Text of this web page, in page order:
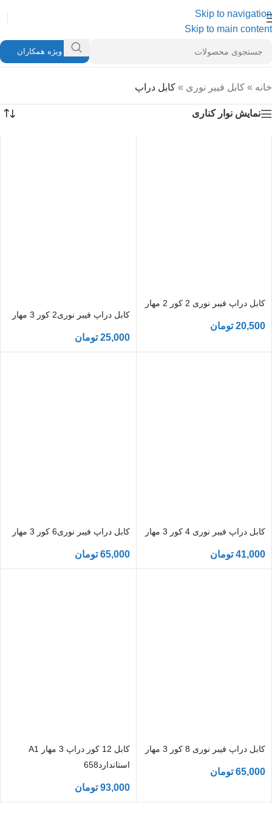
Skip to navigation
Skip to main content
ویژه همکاران
خانه » کابل فیبر نوری » کابل دراپ
نمایش نوار کناری
کابل دراپ فیبر نوری 2 کور 2 مهار
20,500 تومان
کابل دراپ فیبر نوری2 کور 3 مهار
25,000 تومان
کابل دراپ فیبر نوری 4 کور 3 مهار
41,000 تومان
کابل دراپ فیبر نوری6 کور 3 مهار
65,000 تومان
کابل دراپ فیبر نوری 8 کور 3 مهار
65,000 تومان
کابل 12 کور دراپ 3 مهار A1
استاندارد658
93,000 تومان